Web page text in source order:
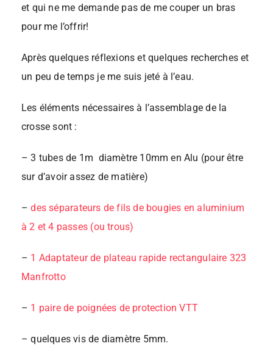
et qui ne me demande pas de me couper un bras
pour me l’offrir!
Après quelques réflexions et quelques recherches et
un peu de temps je me suis jeté à l’eau.
Les éléments nécessaires à l’assemblage de la
crosse sont :
– 3 tubes de 1m diamètre 10mm en Alu (pour être
sur d’avoir assez de matière)
–des séparateurs de fils de bougies en aluminium
à 2 et 4 passes (ou trous)
– 1 Adaptateur de plateau rapide rectangulaire 323
Manfrotto
– 1 paire de poignées de protection VTT
– quelques vis de diamètre 5mm.